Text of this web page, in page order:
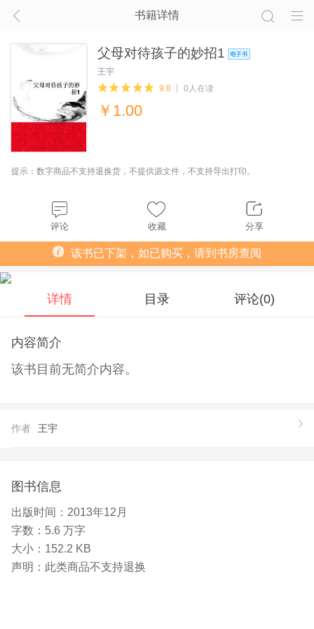
书籍详情
父母对待孩子的妙招1
王宇
9.8
0人在读
￥ 1.00
提示：数字商品不支持退换货，不提供源文件，不支持导出打印。
评论 收藏 分享
该书已下架，如已购买，请到书房查阅
详情 目录 评论(0)
内容简介
该书目前无简介内容。
作者 王宇
图书信息
出版时间： 2013年12月
字数： 5.6 万字
大小： 152.2 KB
声明： 此类商品不支持退换